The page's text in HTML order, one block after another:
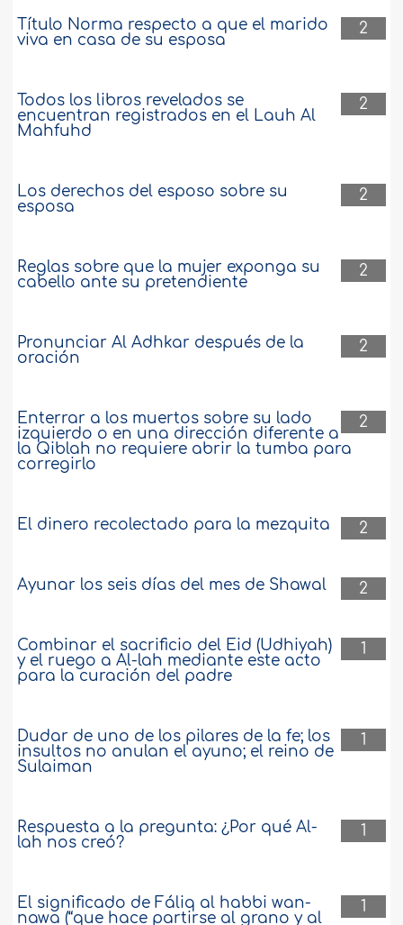
2
Título Norma respecto a que el marido
viva en casa de su esposa
2
Todos los libros revelados se
encuentran registrados en el Lauh Al
Mahfuhd
2
Los derechos del esposo sobre su
esposa
2
Reglas sobre que la mujer exponga su
cabello ante su pretendiente
2
Pronunciar Al Adhkar después de la
oración
2
Enterrar a los muertos sobre su lado
izquierdo o en una dirección diferente a
la Qiblah no requiere abrir la tumba para
corregirlo
2
El dinero recolectado para la mezquita
2
Ayunar los seis días del mes de Shawal
1
Combinar el sacrificio del Eid (Udhiyah)
y el ruego a Al-lah mediante este acto
para la curación del padre
1
Dudar de uno de los pilares de la fe; los
insultos no anulan el ayuno; el reino de
Sulaiman
1
Respuesta a la pregunta: ¿Por qué Al-
lah nos creó?
1
El significado de Fáliq al habbi wan-
nawa (“que hace partirse al grano y al